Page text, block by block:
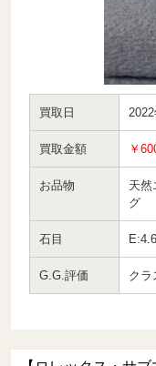
買取日
買取金額 ￥
お品物
天然
グ
石目
G.G.評価 クラ